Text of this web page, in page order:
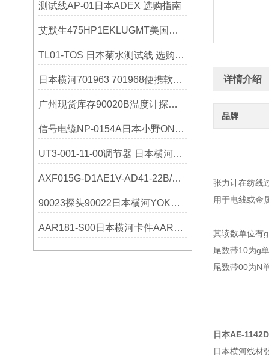
测试线AP-01日本ADEX 选购指南
艾默生475HP1EKLUGMT美国罗斯蒙Rosemount技术参数
TL01-TOS 日本菊水测试线 选购指南
日本横河701963 701968便携软包选购指南
广州现货库存90020B温度计探头日本横河YOKOGAWA*出
信号电缆NP-0154A日本小野ONOSOKKI产品参数介绍
UT3-001-11-00调节器 日本横河选购指南
AXF015G-D1AE1V-AD41-22B/CH横河
90023探头90022日本横河YOKOGAWA技术参数
AAR181-S00日本横河卡件AAR181-S00 S2
详情介绍
品牌
张力计在纺线
用于电线或金
其读数单位有
尾数带10为g
尾数带00为N
日本AE-
日本横河线材